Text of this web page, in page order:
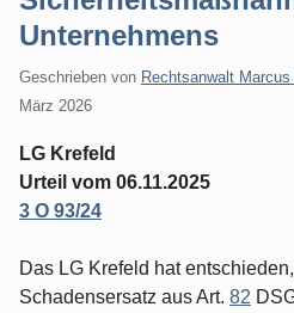
Unternehmens
Geschrieben von Rechtsanwalt
März 2026
LG Krefeld
Urteil vom 06.11.2025
3 O 93/24
Das LG Krefeld hat
Schadensersatz aus Art. 82